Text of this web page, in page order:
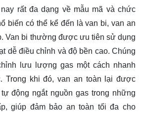
rất đa dạng về mẫu mã và chức
biến có thể kể đến là van bi, van an
Van bi thường được ưu tiên sử dụng
dễ điều chỉnh và độ bền cao. Chúng
lưu lượng gas một cách nhanh
Trong khi đó, van an toàn lại được
động ngắt nguồn gas trong những
giúp đảm bảo an toàn tối đa cho